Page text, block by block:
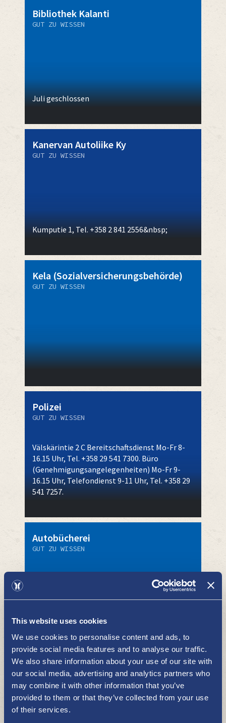
This website uses cookies
We use cookies to personalise content and ads, to
provide social media features and to analyse our traffic.
We also share information about your use of our site with
our social media, advertising and analytics partners who
may combine it with other information that you’ve
provided to them or that they’ve collected from your use
of their services.
Bibliothek Kalanti
GUT ZU WISSEN
Juli geschlossen
Kanervan Autoliike Ky
GUT ZU WISSEN
Kumputie 1, Tel. +358 2 841 2556&nbsp;
Kela (Sozialversicherungsbehörde)
GUT ZU WISSEN
Polizei
GUT ZU WISSEN
Välskärintie 2 C Bereitschaftsdienst Mo-Fr 8-
16.15 Uhr, Tel. +358 29 541 7300. Büro
(Genehmigungsangelegenheiten) Mo-Fr 9-
16.15 Uhr, Telefondienst 9-11 Uhr, Tel. +358 29
541 7257.
Autobücherei
GUT ZU WISSEN
Nicht im Juli
Huolto Rengas Laiho (Neste)
GUT ZU WISSEN